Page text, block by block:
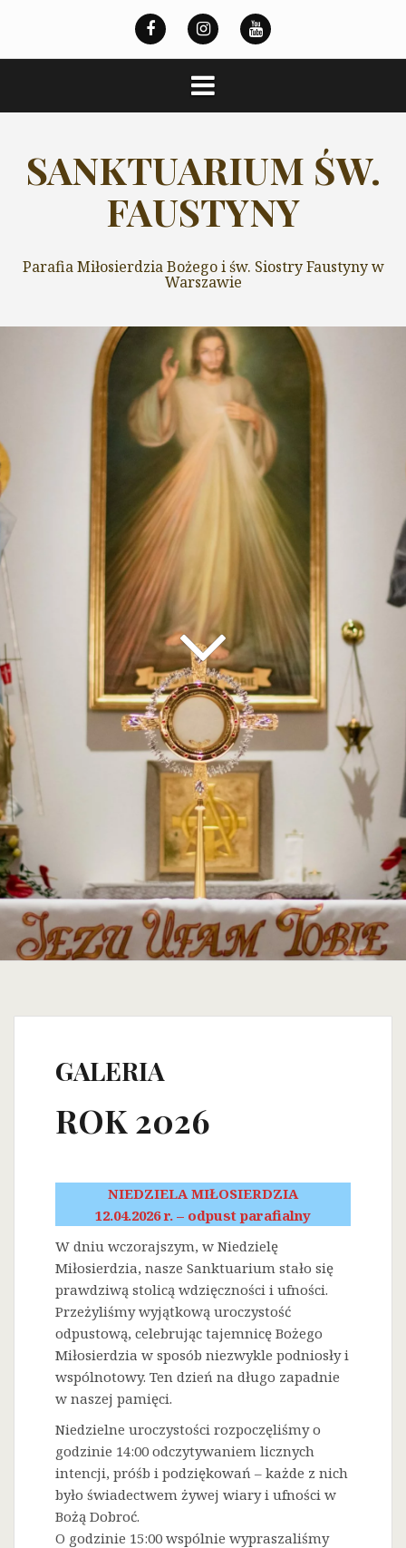
treści
SANKTUARIUM ŚW.
FAUSTYNY
Parafia Miłosierdzia Bożego i św. Siostry Faustyny w
Warszawie
GALERIA
ROK 2026
NIEDZIELA MIŁOSIERDZIA
12.04.2026 r. – odpust parafialny
W dniu wczorajszym, w Niedzielę
Miłosierdzia, nasze Sanktuarium stało się
prawdziwą stolicą wdzięczności i ufności.
Przeżyliśmy wyjątkową uroczystość
odpustową, celebrując tajemnicę Bożego
Miłosierdzia w sposób niezwykle podniosły i
wspólnotowy. Ten dzień na długo zapadnie
w naszej pamięci.
Niedzielne uroczystości rozpoczęliśmy o
godzinie 14:00 odczytywaniem licznych
intencji, próśb i podziękowań – każde z nich
było świadectwem żywej wiary i ufności w
Bożą Dobroć.
O godzinie 15:00 wspólnie wypraszaliśmy